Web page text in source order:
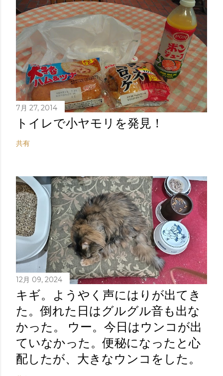
7月 27, 2014
トイレで小ヤモリを発見！
共有
12月 09, 2024
キギ。ようやく声にはりが出てき
た。倒れた日はグルグル音も出な
かった。 ウー。今日はウンコが出
ていなかった。便秘になったと心
配したが、大きなウンコをした。